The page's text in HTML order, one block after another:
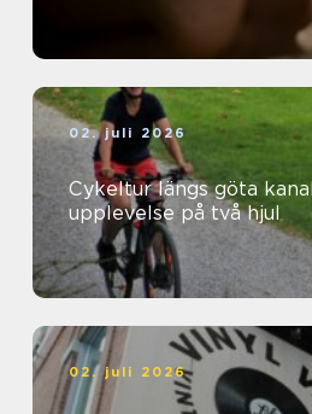
02. juli 2026
Cykeltur längs göta kanal naturnära
upplevelse på två hjul
02. juli 2026